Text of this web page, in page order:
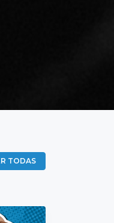
TODAS